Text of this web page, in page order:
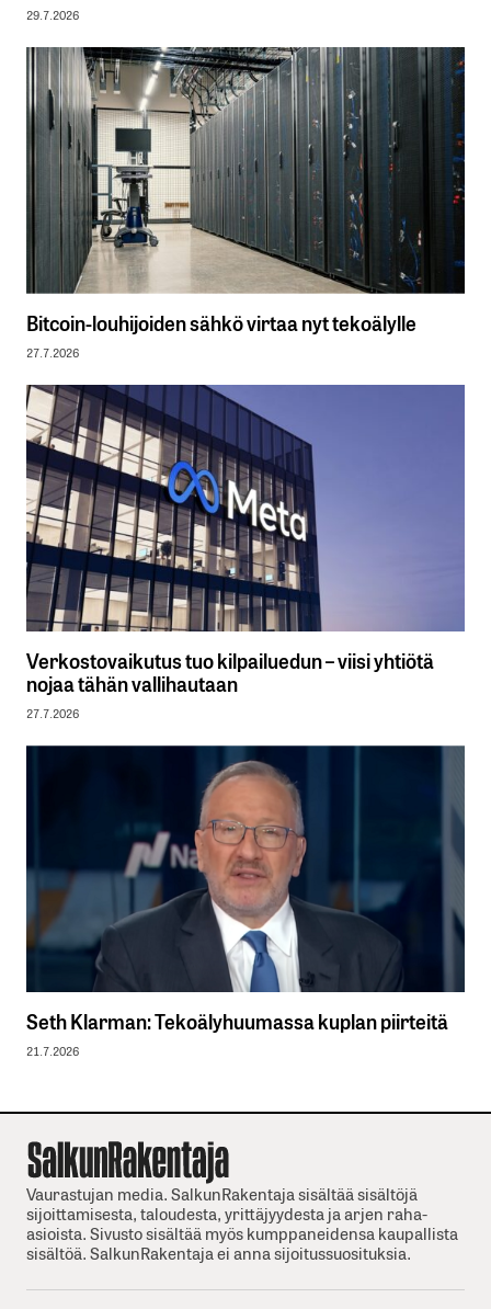
29.7.2026
Bitcoin-louhijoiden sähkö virtaa nyt tekoälylle
27.7.2026
Verkostovaikutus tuo kilpailuedun – viisi yhtiötä
nojaa tähän vallihautaan
27.7.2026
Seth Klarman: Tekoälyhuumassa kuplan piirteitä
21.7.2026
Vaurastujan media. SalkunRakentaja sisältää sisältöjä
sijoittamisesta, taloudesta, yrittäjyydesta ja arjen raha-
asioista. Sivusto sisältää myös kumppaneidensa kaupallista
sisältöä. SalkunRakentaja ei anna sijoitussuosituksia.